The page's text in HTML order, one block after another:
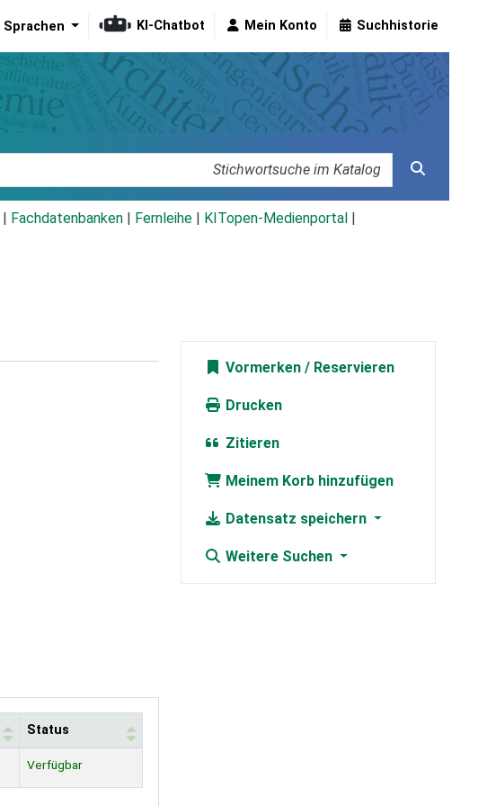
Sprachen KI-Chatbot Mein Konto Suchhistorie
Fachdatenbanken Fernleihe KITopen-Medienportal
Status
Verfügbar
Vormerken
Drucken
Zitieren
Meinem Korb hinzufügen
Datensatz speichern
Weitere Suchen